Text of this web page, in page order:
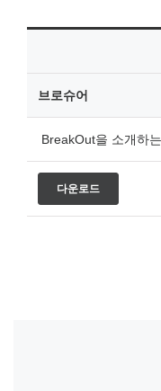
브로슈어
BreakOut을 소개하
다운로드